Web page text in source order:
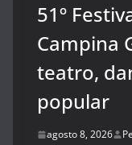
51º
Campina
teatro,
popular
agosto 8, 2026